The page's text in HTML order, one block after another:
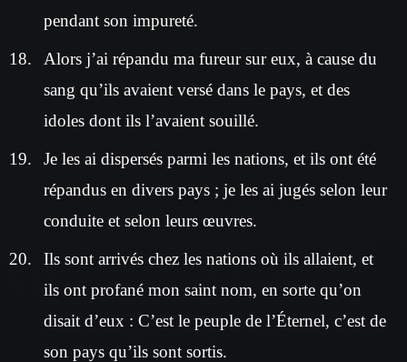
pendant son impureté.
Alors j’ai répandu ma fureur sur eux, à cause du
sang qu’ils avaient versé dans le pays, et des
idoles dont ils l’avaient souillé.
Je les ai dispersés parmi les nations, et ils ont été
répandus en divers pays ; je les ai jugés selon leur
conduite et selon leurs œuvres.
Ils sont arrivés chez les nations où ils allaient, et
ils ont profané mon saint nom, en sorte qu’on
disait d’eux : C’est le peuple de l’Éternel, c’est de
son pays qu’ils sont sortis.